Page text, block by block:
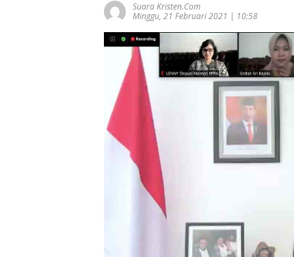
Suara Kristen.com
Minggu, 21 Februari 2021 | 10:58